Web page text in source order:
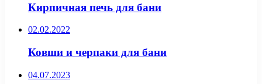
Кирпичная печь для бани
02.02.2022
Ковши и черпаки для бани
04.07.2023